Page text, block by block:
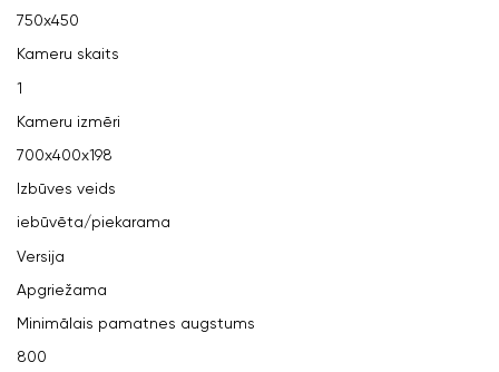
750x450
Kameru skaits
1
Kameru izmēri
700x400x198
Izbūves veids
iebūvēta/piekarama
Versija
Apgriežama
Minimālais pamatnes augstums
800